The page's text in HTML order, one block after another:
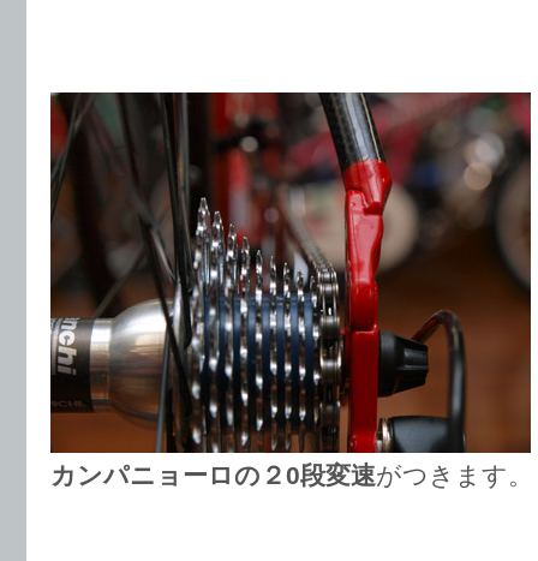
カンパニョーロの２0段変速がつきます。